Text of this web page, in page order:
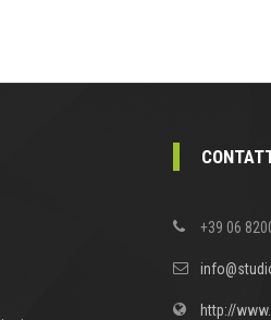
+39 06
http://